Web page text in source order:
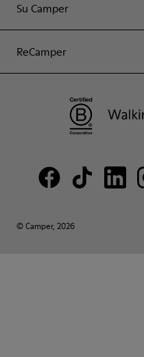
Su Camper
ReCamper
© Camper, 2026